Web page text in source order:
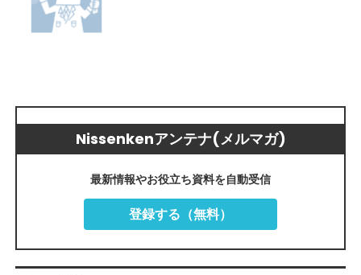
Nissenkenアンテナ(メルマガ)
最新情報やお役立ち資料を自動受信
登録する（無料）